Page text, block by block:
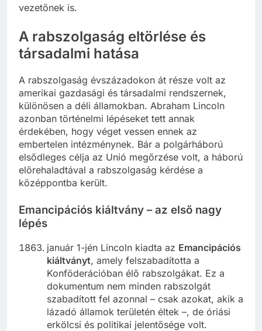
vezetőnek is.
A rabszolgaság eltörlése és
társadalmi hatása
A rabszolgaság évszázadokon át része volt az
amerikai gazdasági és társadalmi rendszernek,
különösen a déli államokban. Abraham Lincoln
azonban történelmi lépéseket tett annak
érdekében, hogy véget vessen ennek az
embertelen intézménynek. Bár a polgárháború
elsődleges célja az Unió megőrzése volt, a háború
előrehaladtával a rabszolgaság kérdése a
középpontba került.
Emancipációs kiáltvány – az első nagy
lépés
január 1-jén Lincoln kiadta az Emancipációs
kiáltványt, amely felszabadította a
Konföderációban élő rabszolgákat. Ez a
dokumentum nem minden rabszolgát
szabadított fel azonnal – csak azokat, akik a
lázadó államok területén éltek –, de óriási
erkölcsi és politikai jelentősége volt.